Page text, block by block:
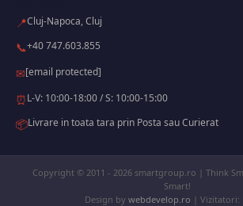
📍Cluj-Napoca, Cluj
📞+40 747.603.855
✉[email protected]
⏰L-V: 10:00-18:00 / S: 10:00-15:00
📦Livrare in toata tara prin Posta sau Curierat
Copyright © 2011 - 2026 smartgroup.ro | Think
Smart!
Design by webdevelop.ro | Vizitatori: